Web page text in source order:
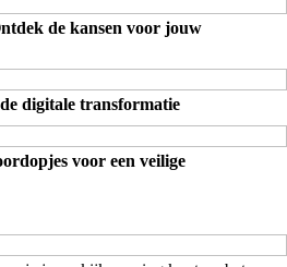
de kansen voor jouw
digitale transformatie
voor een veilige